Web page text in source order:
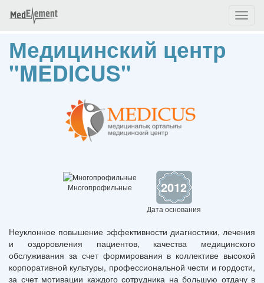
Медицинский центр
"MEDICUS"
Многопрофильные 2012
Дата основания
Неуклонное повышение эффективности диагностики, лечения
и оздоровления пациентов, качества медицинского
обслуживания за счет формирования в коллективе высокой
корпоративной культуры, профессиональной чести и гордости,
за счет мотивации каждого сотрудника на большую отдачу в